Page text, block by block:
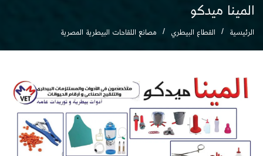
المينا ميدكو
الرئيسية القطاع البيطري مصانع اللقاحات البيطرية المصرية